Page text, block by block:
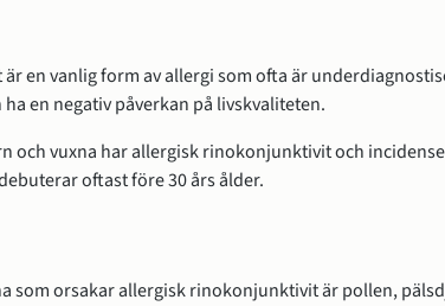
en vanlig form av allergi som ofta är
en negativ påverkan på livskvaliteten.
och vuxna har allergisk rinokonjunktivit och
oftast före 30 års ålder.
som orsakar allergisk rinokonjunktivit är pollen,